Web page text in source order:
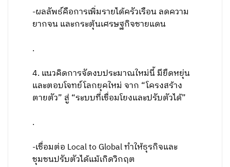
-ผลลัพธ์คือการเพิ่มรายได้ครัวเรือน ลดความ
ยากจน และกระตุ้นเศรษฐกิจชายแดน
.
4. แนวคิดการจัดงบประมาณใหม่นี้ มียืดหยุ่น
และตอบโจทย์โลกยุคใหม่ จาก “โครงสร้าง
ตายตัว” สู่ “ระบบที่เชื่อมโยงและปรับตัวได้”
.
-เชื่อมต่อ Local to Global ทำให้ธุรกิจและ
ชุมชนปรับตัวได้แม้เกิดวิกฤต